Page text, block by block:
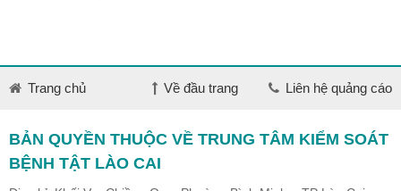
Trang chủ Về đầu trang Liên hệ quảng cáo
BẢN QUYỀN THUỘC VỀ TRUNG TÂM KIỂM SOÁT
BỆNH TẬT LÀO CAI